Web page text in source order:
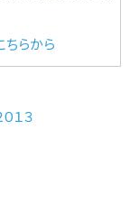
らから
１３